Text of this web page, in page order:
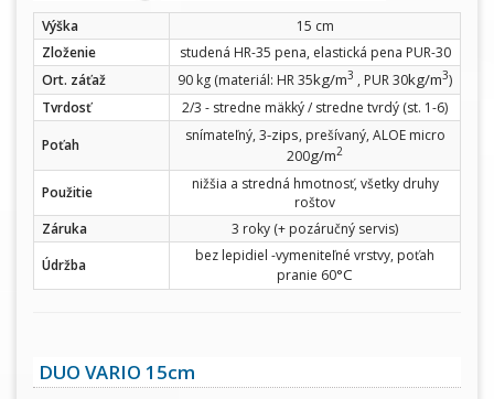
Výška
15 cm
Zloženie
studená HR-35 pena, elastická pena PUR-30
Ort. záťaž
90 kg (materiál: HR 35kg/m3 , PUR 30kg/m3)
Tvrdosť
2/3 - stredne mäkký / stredne tvrdý (st. 1-6)
Poťah
snímateľný, 3-zips, prešívaný, ALOE micro
200g/m2
Použitie
nižšia a stredná hmotnosť, všetky druhy
roštov
Záruka
3 roky (+ pozáručný servis)
Údržba
bez lepidiel -vymeniteľné vrstvy, poťah
pranie 60°C
DUO VARIO 15cm